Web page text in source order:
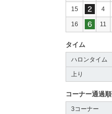
15 4
16 11
タイム
ハロンタイム
上り
コーナー通過
3コーナー